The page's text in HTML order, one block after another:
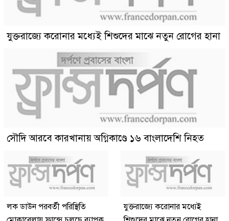
যুক্তরাজ্যে করোনার মধ্যেই শিশুদের মাঝে নতুন রোগের হানা
সৌদি আরবে কারখানায় অগ্নিকাণ্ডে ১৬ বাংলাদেশি নিহত
লক ডাউন পরবর্তী পরিস্থিতি
যুক্তরাজ্যে করোনার মধ্যেই